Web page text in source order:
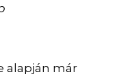
alapján már